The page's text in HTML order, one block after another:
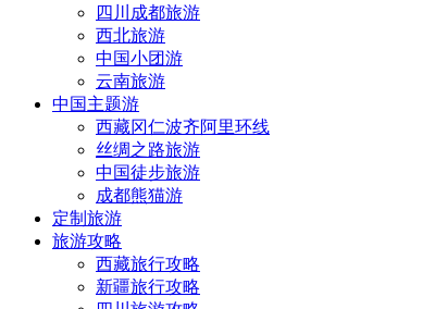
四川成都旅游
西北旅游
中国小团游
云南旅游
中国主题游
西藏冈仁波齐阿里环线
丝绸之路旅游
中国徒步旅游
成都熊猫游
定制旅游
旅游攻略
西藏旅行攻略
新疆旅行攻略